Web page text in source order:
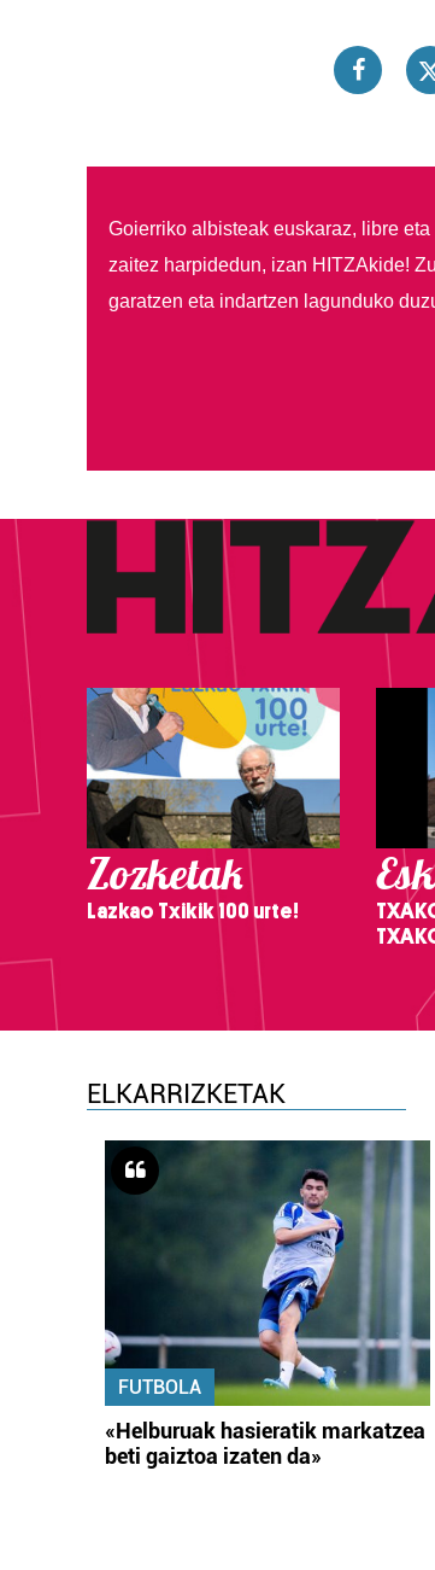
Goierriko albisteak euskaraz, libre
zaitez harpidedun, izan HITZAkide!
garatzen eta indartzen lagunduko
Zozketak
Lazkao Txikik 100 urte!
ELKARRIZKETAK
FUTBOLA
«Helburuak hasieratik markatzea
beti gaiztoa izaten da»